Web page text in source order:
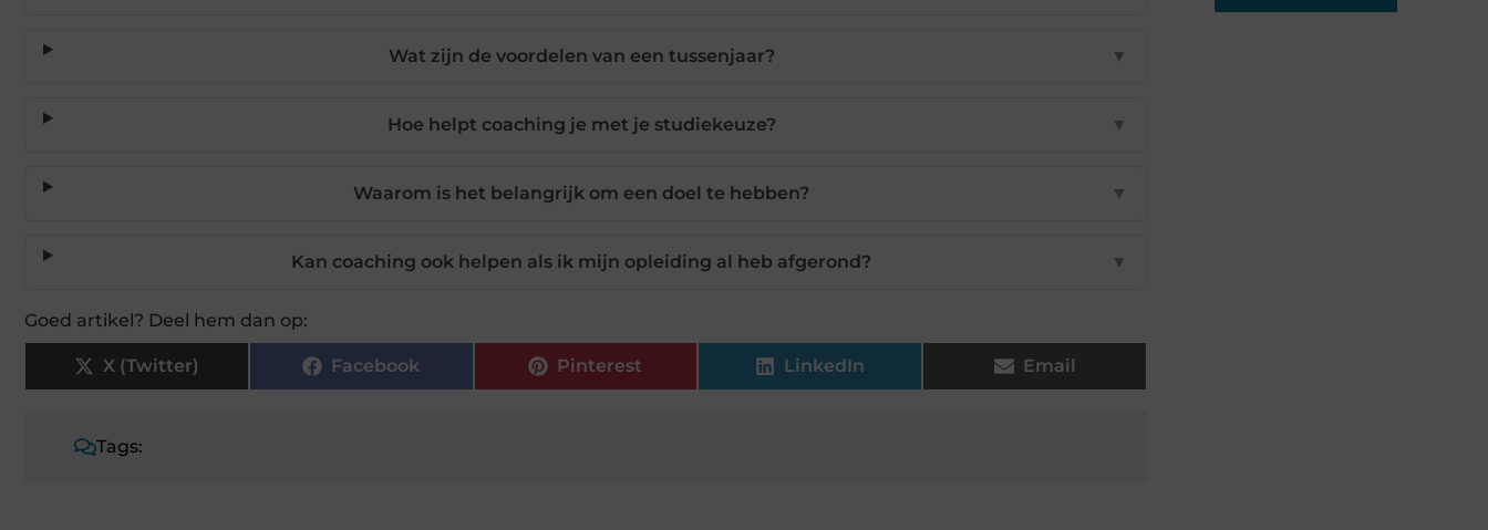
Wat zijn de voordelen van een tussenjaar? ▼
Hoe helpt coaching je met je studiekeuze? ▼
Waarom is het belangrijk om een doel te hebben? ▼
Kan coaching ook helpen als ik mijn opleiding al heb afgerond? ▼
Goed artikel? Deel hem dan op:
X (Twitter) Facebook Pinterest LinkedIn Email
Tags: